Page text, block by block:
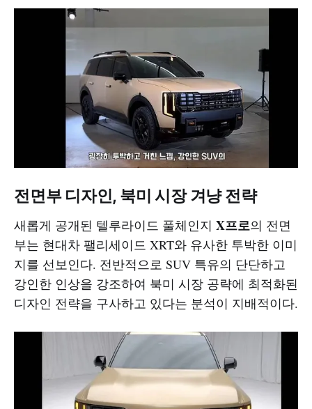
전면부 디자인, 북미 시장 겨냥 전략
새롭게 공개된 텔루라이드 풀체인지 X프로의 전면
부는 현대차 팰리세이드 XRT와 유사한 투박한 이미
지를 선보인다. 전반적으로 SUV 특유의 단단하고
강인한 인상을 강조하여 북미 시장 공략에 최적화된
디자인 전략을 구사하고 있다는 분석이 지배적이다.